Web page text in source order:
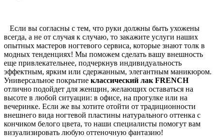
Если вы согласны с тем, что руки должны быть ухожены
всегда, а не от случая к случаю, то закажите услуги наших
опытных мастеров ногтевого сервиса, которые знают толк в
модных тенденциях! Мы поможем сделать вашу внешность
еще привлекательнее, подчеркнув индивидуальность
эффектным, ярким или сдержанным, элегантным маникюром.
Универсальное покрытие классический лак FRENCH
отлично подойдет для женщин, желающих оставаться на
высоте в любой ситуации: в офисе, на прогулке или на
вечеринке. Если же вы хотите отойти от традиционности
внешнего вида ногтевой пластины натурального оттенка с
кончиком белого цвета, то наши специалисты помогут вам
визуализировать любую оттеночную фантазию!